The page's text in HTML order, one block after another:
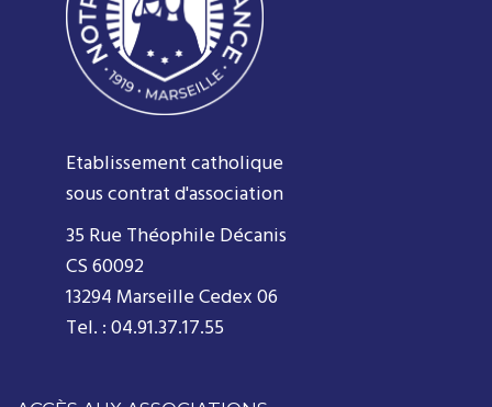
Etablissement catholique
sous contrat d'association
35 Rue Théophile Décanis
CS 60092
13294 Marseille Cedex 06
Tel. : 04.91.37.17.55